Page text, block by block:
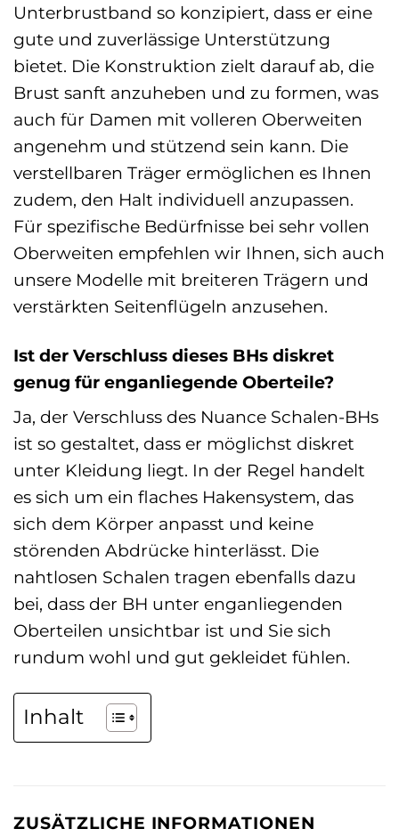
Unterbrustband so konzipiert, dass er eine
gute und zuverlässige Unterstützung
bietet. Die Konstruktion zielt darauf ab, die
Brust sanft anzuheben und zu formen, was
auch für Damen mit volleren Oberweiten
angenehm und stützend sein kann. Die
verstellbaren Träger ermöglichen es Ihnen
zudem, den Halt individuell anzupassen.
Für spezifische Bedürfnisse bei sehr vollen
Oberweiten empfehlen wir Ihnen, sich auch
unsere Modelle mit breiteren Trägern und
verstärkten Seitenflügeln anzusehen.
Ist der Verschluss dieses BHs diskret
genug für enganliegende Oberteile?
Ja, der Verschluss des Nuance Schalen-BHs
ist so gestaltet, dass er möglichst diskret
unter Kleidung liegt. In der Regel handelt
es sich um ein flaches Hakensystem, das
sich dem Körper anpasst und keine
störenden Abdrücke hinterlässt. Die
nahtlosen Schalen tragen ebenfalls dazu
bei, dass der BH unter enganliegenden
Oberteilen unsichtbar ist und Sie sich
rundum wohl und gut gekleidet fühlen.
Inhalt
ZUSÄTZLICHE INFORMATIONEN